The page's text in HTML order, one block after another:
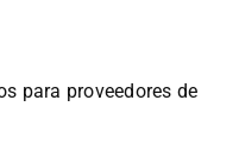
para proveedores de